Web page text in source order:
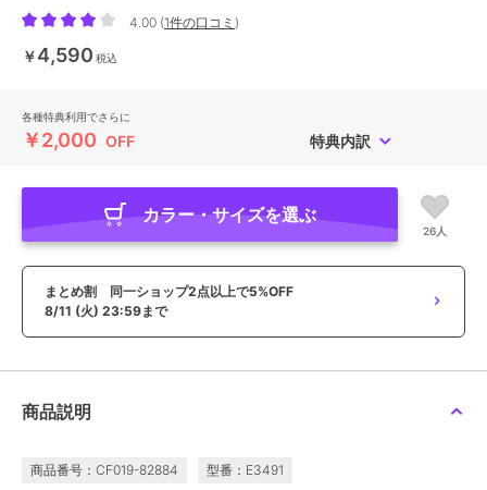
4.00 (1件の口コミ )
￥4,590 税込
各種特典利用でさらに
￥2,000 OFF 特典内訳
カラー・サイズを選ぶ
26人
まとめ割 同一ショップ2点以上で5%OFF
8/11 (火) 23:59まで
商品説明
商品番号：CF019-82884 型番：E3491